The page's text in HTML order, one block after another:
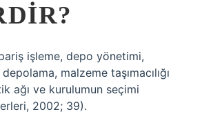
işleme, depo yönetimi,
malzeme taşımacılığı
ağı ve kurulumun seçimi
2002; 39).